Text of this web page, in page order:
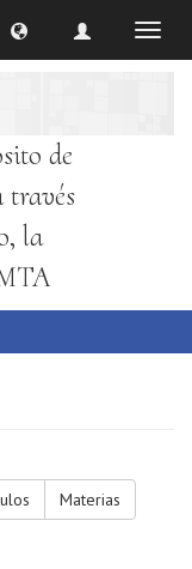
de
través
la
Materias